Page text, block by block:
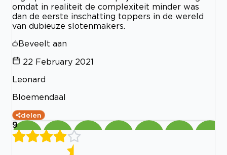
omdat in realiteit de complexiteit minder was
dan de eerste inschatting toppers in de wereld
van dubieuze slotenmakers.
Beveelt aan
22 February 2021
Leonard
Bloemendaal
delen
9